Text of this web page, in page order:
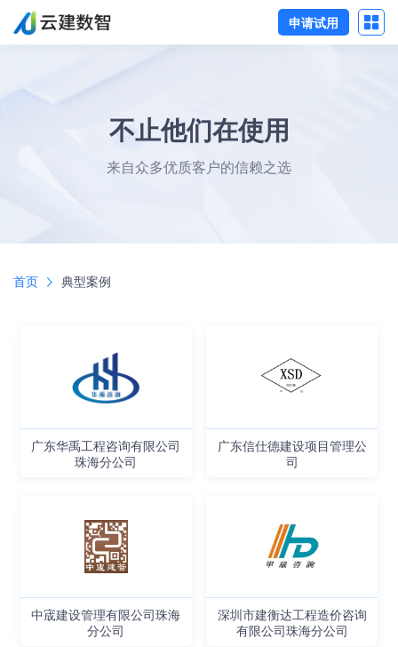
申请试用
不止他们在使用
来自众多优质客户的信赖之选
首页 典型案例
广东华禹工程咨询有限公司
珠海分公司
广东信仕德建设项目管理公
司
中宬建设管理有限公司珠海
分公司
深圳市建衡达工程造价咨询
有限公司珠海分公司